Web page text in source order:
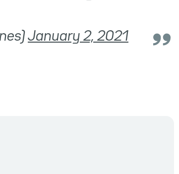
January 2, 2021